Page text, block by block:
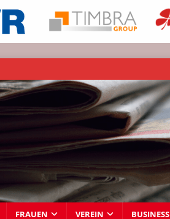
FRAUEN VEREIN BUSINESS